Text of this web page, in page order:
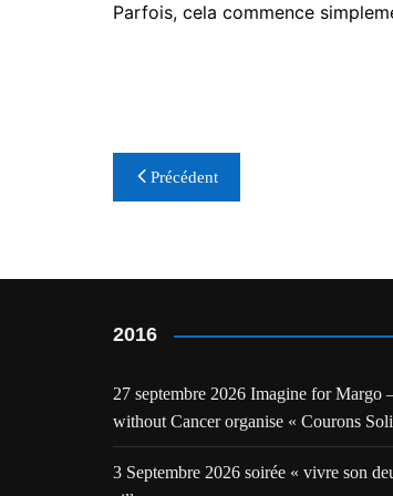
Parfois, cela commence
Navigation
de
Précédent
2016
27 septembre 2026 Imagine for Margo
without Cancer organise « Courons
3 Septembre 2026 soirée « vivre son